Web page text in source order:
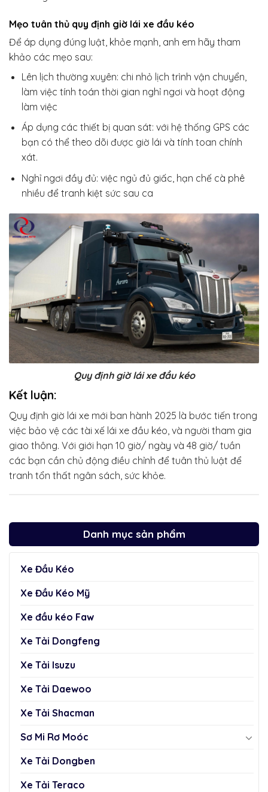
Danh mục sản phẩm
Xe Đầu Kéo
Xe Đầu Kéo Mỹ
Xe đầu kéo Faw
Xe Tải Dongfeng
Xe Tải Isuzu
Xe Tải Daewoo
Xe Tải Shacman
Sơ Mi Rơ Moóc
Xe Tải Dongben
Xe Tải Teraco
Mẹo tuân thủ quy định giờ lái xe đầu kéo
Để áp dụng đúng luật, khỏe mạnh, anh em hãy tham
khảo các mẹo sau:
Lên lịch thường xuyên: chi nhỏ lịch trình vận chuyển,
làm việc tính toán thời gian nghỉ ngơi và hoạt động
làm việc
Áp dụng các thiết bị quan sát: với hệ thống GPS các
bạn có thể theo dõi được giờ lái và tính toan chính
xát.
Nghỉ ngơi đầy đủ: việc ngủ đủ giấc, hạn chế cà phê
nhiều để tranh kiệt sức sau ca
Quy định giờ lái xe đầu kéo
Kết luận:
Quy định giờ lái xe mới ban hành 2025 là bước tiến trong
việc bảo vệ các tài xế lái xe đầu kéo, và người tham gia
giao thông. Với giới hạn 10 giờ/ ngày và 48 giờ/ tuần
các bạn cần chủ động điều chỉnh để tuân thủ luật để
tranh tổn thất ngân sách, sức khỏe.